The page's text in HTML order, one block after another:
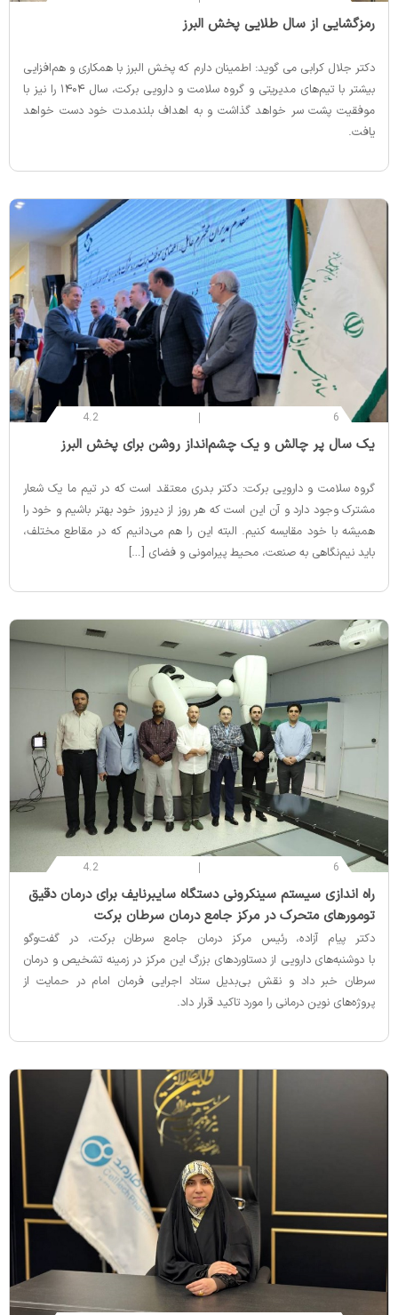
‌رمزگشایی از سال طلایی پخش البرز
دکتر جلال کرابی می گوید: اطمینان دارم که پخش البرز با همکاری و هم‌افزایی
بیشتر با تیم‌های مدیریتی و گروه سلامت و دارویی برکت، سال ۱۴۰۴ را نیز با
موفقیت پشت سر خواهد گذاشت و به اهداف بلندمدت خود دست خواهد
یافت.
6
4.2
‌یک سال پر چالش و یک چشم‌انداز روشن برای پخش البرز
گروه سلامت و دارویی برکت: دکتر بدری معتقد است که در تیم ما یک شعار
مشترک وجود دارد و آن این است که هر روز از دیروز خود بهتر باشیم و خود را
همیشه با خود مقایسه کنیم. البته این را هم می‌دانیم که در مقاطع مختلف،
باید نیم‌نگاهی به صنعت، محیط پیرامونی و فضای […]
6
4.2
‌راه اندازی سیستم سینکرونی دستگاه سایبرنایف برای درمان دقیق
تومورهای متحرک در مرکز جامع درمان سرطان برکت
دکتر پیام آزاده، رئیس مرکز درمان جامع سرطان برکت، در گفت‌وگو
با دوشنبه‌های دارویی از دستاوردهای بزرگ این مرکز در زمینه تشخیص و درمان
سرطان خبر داد و نقش بی‌بدیل ستاد اجرایی فرمان امام در حمایت از
پروژه‌های نوین درمانی را مورد تاکید قرار داد.